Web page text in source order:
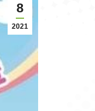
8
2021